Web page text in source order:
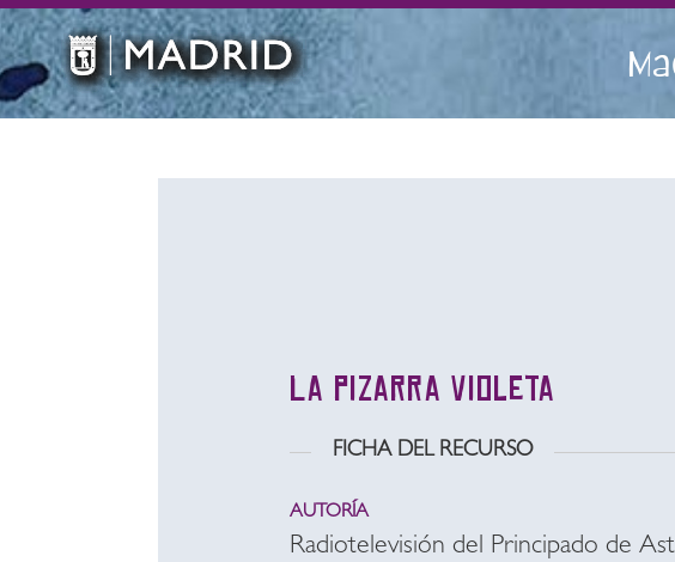
La pizarra violeta
FICHA DEL RECURSO
AUTORÍA
Radiotelevisión del Principado de